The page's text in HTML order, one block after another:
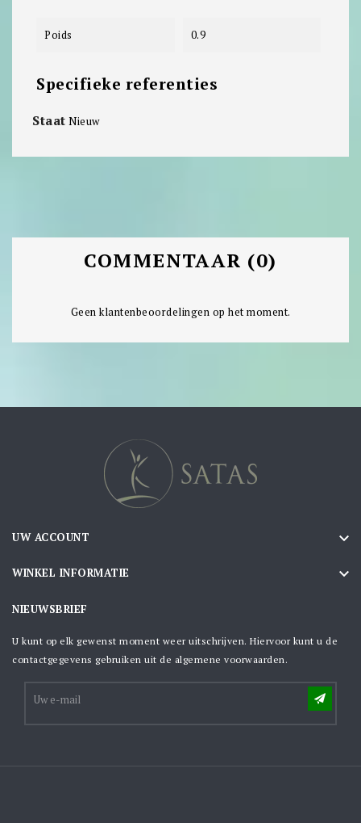
Poids 0.9
Specifieke referenties
Staat Nieuw
COMMENTAAR (0)
Geen klantenbeoordelingen op het moment.
UW ACCOUNT 
WINKEL INFORMATIE 
NIEUWSBRIEF
U kunt op elk gewenst moment weer uitschrijven. Hiervoor kunt u de
contactgegevens gebruiken uit de algemene voorwaarden.